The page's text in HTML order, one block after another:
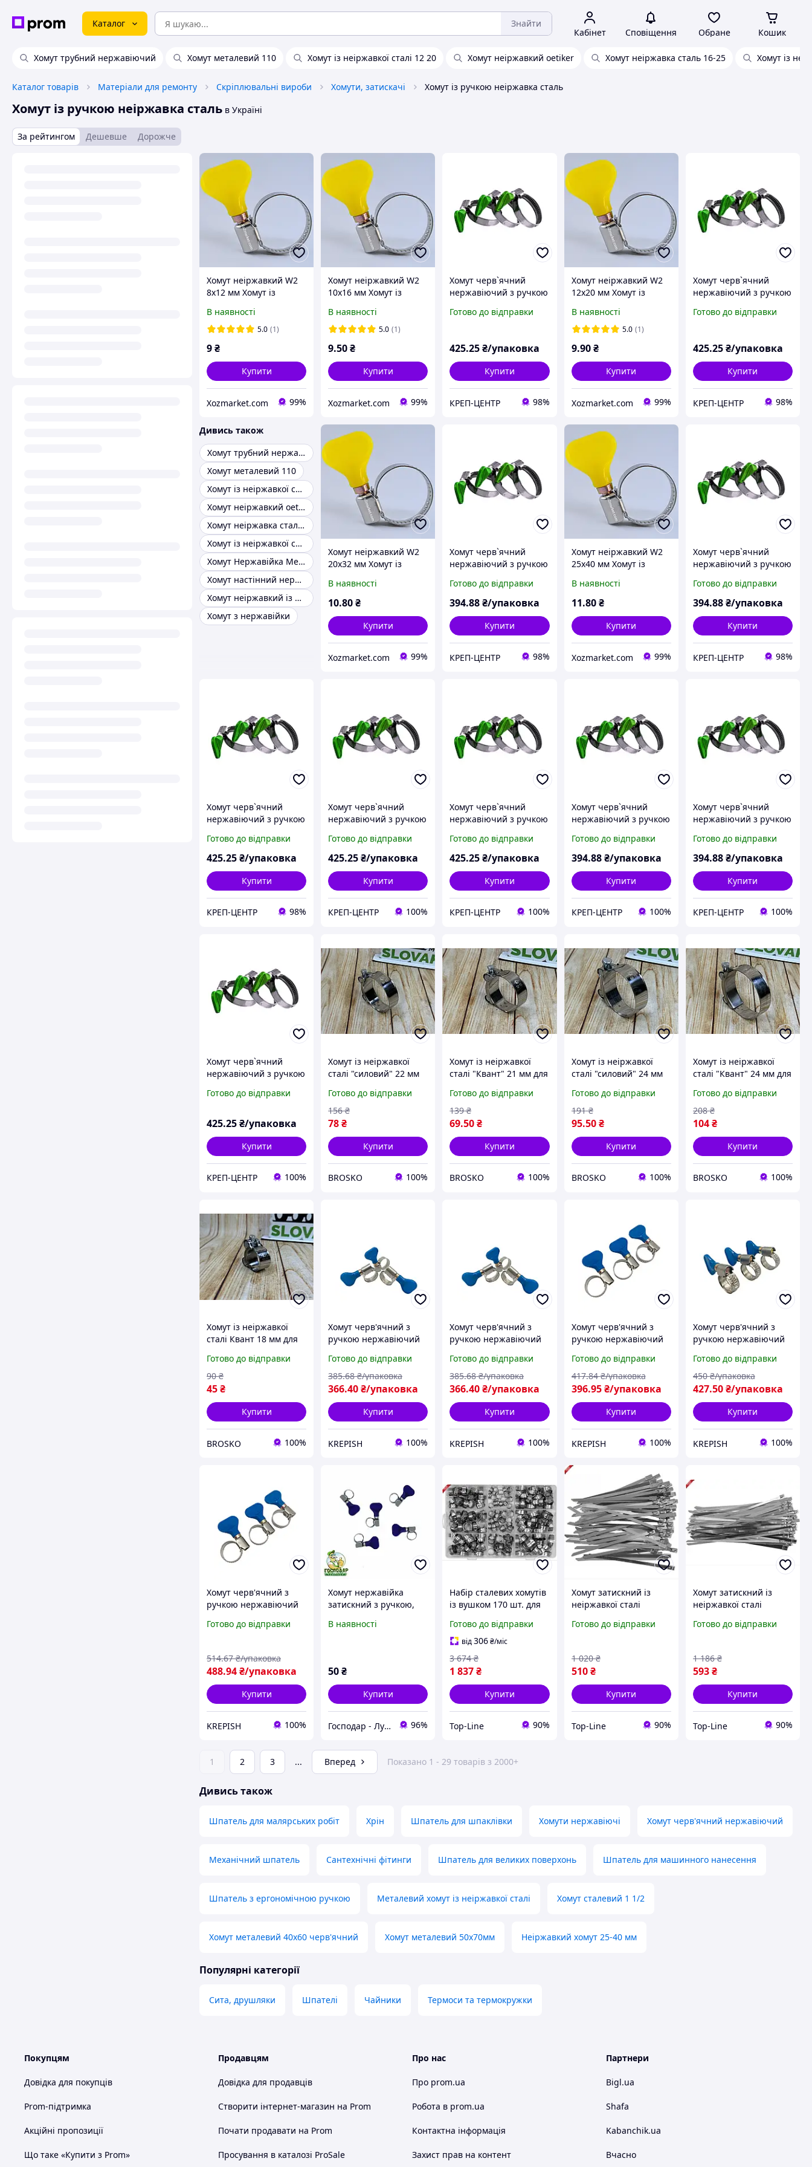
Каталог Знайти
Кабінет Сповіщення Обране Кошик
Хомут трубний нержавіючий Хомут металевий 110 Хомут із неіржавкої сталі 12 20 Хомут неіржавкий oetiker Хомут неіржавка сталь 16-25 Хомут із
Каталог товарів Матеріали для ремонту Скріплювальні вироби Хомути, затискачі Хомут із ручкою неіржавка сталь
Хомут із ручкою неіржавка сталь в Україні
За рейтингом Дешевше Дорожче
Хомут неіржавкий W2
8х12 мм Хомут із
неіржавкої сталі
"OPTIMA" Хомут із
В наявності
5.0 (1)
9₴
Купити
Xozmarket.com 99%
Хомут неіржавкий W2
10х16 мм Хомут із
неіржавкої сталі
"OPTIMA" Хомут із
В наявності
5.0 (1)
9.50₴
Купити
Xozmarket.com 99%
Хомут черв`ячний
нержавіючий з ручкою
Готово до відправки
425.25₴/упаковка
Купити
КРЕП-ЦЕНТР 98%
Хомут неіржавкий W2
12х20 мм Хомут із
неіржавкої сталі
"OPTIMA" Хомут із
В наявності
5.0 (1)
9.90 ₴
Купити
Xozmarket.com 99%
Хомут черв`ячний
нержавіючий з ручкою
Готово до відправки
425.25₴/упаковка
Купити
КРЕП-ЦЕНТР 98%
Дивись також
Хомут трубний нержавіючий
Хомут металевий 110
Хомут із неіржавкої сталі 12 20
Хомут неіржавкий oetiker
Хомут неіржавка сталь 16-25
Хомут із неіржавкої сталі 100 120
Хомут Нержавійка Метелик
Хомут настінний нержавіючий
Хомут неіржавкий із ручкою
Хомут з нержавійки
Хомут неіржавкий W2
20х32 мм Хомут із
неіржавкої сталі
"OPTIMA" Хомут із
В наявності
10.80₴
Купити
Xozmarket.com 99%
Хомут черв`ячний
нержавіючий з ручкою
Готово до відправки
394.88₴/упаковка
Купити
КРЕП-ЦЕНТР 98%
Хомут неіржавкий W2
25х40 мм Хомут із
неіржавкої сталі
"OPTIMA" Хомут із
В наявності
11.80 ₴
Купити
Xozmarket.com 99%
Хомут черв`ячний
нержавіючий з ручкою
Готово до відправки
394.88₴/упаковка
Купити
КРЕП-ЦЕНТР 98%
Хомут черв`ячний
нержавіючий з ручкою
Готово до відправки
425.25₴/упаковка
Купити
КРЕП-ЦЕНТР 98%
Хомут черв`ячний
нержавіючий з ручкою
Готово до відправки
425.25₴/упаковка
Купити
КРЕП-ЦЕНТР 100%
Хомут черв`ячний
нержавіючий з ручкою
Готово до відправки
425.25₴/упаковка
Купити
КРЕП-ЦЕНТР 100%
Хомут черв`ячний
нержавіючий з ручкою
Готово до відправки
394.88 ₴/упаковка
Купити
КРЕП-ЦЕНТР 100%
Хомут черв`ячний
нержавіючий з ручкою
Готово до відправки
394.88₴/упаковка
Купити
КРЕП-ЦЕНТР 100%
Хомут черв`ячний
нержавіючий з ручкою
Готово до відправки
425.25₴/упаковка
Купити
КРЕП-ЦЕНТР 100%
Хомут із неіржавкої
сталі "силовий" 22 мм
для надійного
кріплення
Готово до відправки
78₴
156 ₴
Купити
BROSKO 100%
Хомут із неіржавкої
сталі "Квант" 21 мм для
надійний і довговічний
аксесуар
Готово до відправки
69.50₴
139 ₴
Купити
BROSKO 100%
Хомут із неіржавкої
сталі "силовий" 24 мм
68-73 мм із високою
міцністю
Готово до відправки
95.50 ₴
191 ₴
Купити
BROSKO 100%
Хомут із неіржавкої
сталі "Квант" 24 мм для
85 мм надійність і
довговічність
Готово до відправки
104₴
208 ₴
Купити
BROSKO 100%
Хомут із неіржавкої
сталі Квант 18 мм для
надійний і міцний
варіант
Готово до відправки
45₴
90 ₴
Купити
BROSKO 100%
Хомут черв'ячний з
ручкою нержавіючий
Готово до відправки
366.40₴/упаковка
385.68 ₴/упаковка
Купити
KREPISH 100%
Хомут черв'ячний з
ручкою нержавіючий
Готово до відправки
366.40₴/упаковка
385.68 ₴/упаковка
Купити
KREPISH 100%
Хомут черв'ячний з
ручкою нержавіючий
Готово до відправки
396.95 ₴/упаковка
417.84 ₴/упаковка
Купити
KREPISH 100%
Хомут черв'ячний з
ручкою нержавіючий
Готово до відправки
427.50₴/упаковка
450 ₴/упаковка
Купити
KREPISH 100%
Хомут черв'ячний з
ручкою нержавіючий
Готово до відправки
488.94₴/упаковка
514.67 ₴/упаковка
Купити
KREPISH 100%
Хомут нержавійка
затискний з ручкою,
швидкознімний хомут
В наявності
50₴
Купити
Господар - Луцьк 96%
Набір сталевих хомутів
із вушком 170 шт. для
шлангів універсальні
затискачі з неіржавкої
сталі
Готово до відправки
від306₴/міс
1 837₴
3 674 ₴
Купити
Top-Line 90%
Хомут затискний із
неіржавкої сталі
кріплення кабелів і
Готово до відправки
510 ₴
1 020 ₴
Купити
Top-Line 90%
Хомут затискний із
неіржавкої сталі
кріплення кабелів і
Готово до відправки
593₴
1 186 ₴
Купити
Top-Line 90%
1 2 3 ... Вперед Показано 1 - 29 товарів з 2000+
Дивись також
Шпатель для малярських робіт Хрін Шпатель для шпаклівки Хомути нержавіючі Хомут черв'ячний нержавіючий
Механічний шпатель Сантехнічні фітинги Шпатель для великих поверхонь Шпатель для машинного нанесення
Шпатель з ергономічною ручкою Металевий хомут із неіржавкої сталі Хомут сталевий 1 1/2
Хомут металевий 40х60 черв'ячний Хомут металевий 50х70мм Неіржавкий хомут 25-40 мм
Популярні категорії
Сита, друшляки Шпателі Чайники Термоси та термокружки
Покупцям
Довідка для покупців
Prom-підтримка
Акційні пропозиції
Що таке «Купити з Prom»
Продавцям
Довідка для продавців
Створити інтернет-магазин на Prom
Почати продавати на Prom
Просування в каталозі ProSale
Про нас
Про prom.ua
Робота в prom.ua
Контактна інформація
Захист прав на контент
Партнери
Bigl.ua
Shafa
Kabanchik.ua
Вчасно